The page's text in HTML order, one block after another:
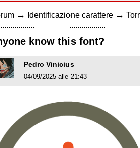
→ Identificazione carattere →
know this font?
Pedro Vinicius
04/09/2025 alle 21:43